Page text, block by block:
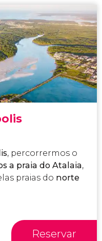
, percorrermos o
a praia do Atalaia,
praias do norte
Reservar